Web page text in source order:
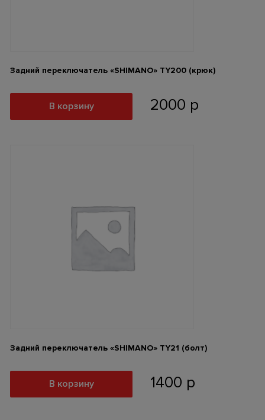
Задний переключатель «SHIMANO» ТY200 (крюк)
2000 р
В корзину
Задний переключатель «SHIMANO» ТY21 (болт)
1400 р
В корзину